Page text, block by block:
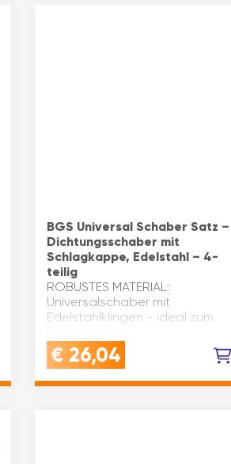
BGS Universal Schaber Satz –
Dichtungsschaber mit
Schlagkappe, Edelstahl – 4-
teilig
ROBUSTES MATERIAL:
Universalschaber mit
Edelstahlklingen - ideal zum
Dichtungsrückstände,
Klebstoffresten und vielem
mehrERGONOMISCHER GRIFF:
€ 26,04